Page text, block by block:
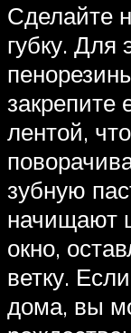
Сделайте
губку. Для
закрепите
лентой,
зубную
начищают
окно,
ветку.
дома, вы